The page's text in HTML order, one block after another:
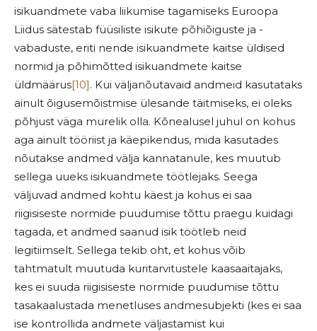
isikuandmete vaba liikumise tagamiseks Euroopa
Liidus sätestab füüsiliste isikute põhiõiguste ja -
vabaduste, eriti nende isikuandmete kaitse üldised
normid ja põhimõtted isikuandmete kaitse
üldmäärus[10]. Kui väljanõutavaid andmeid kasutataks
ainult õigusemõistmise ülesande täitmiseks, ei oleks
põhjust väga murelik olla. Kõnealusel juhul on kohus
aga ainult tööriist ja käepikendus, mida kasutades
nõutakse andmed välja kannatanule, kes muutub
sellega uueks isikuandmete töötlejaks. Seega
väljuvad andmed kohtu käest ja kohus ei saa
riigisiseste normide puudumise tõttu praegu kuidagi
tagada, et andmed saanud isik töötleb neid
legitiimselt. Sellega tekib oht, et kohus võib
tahtmatult muutuda kuritarvitustele kaasaaitajaks,
kes ei suuda riigisiseste normide puudumise tõttu
tasakaalustada menetluses andmesubjekti (kes ei saa
ise kontrollida andmete väljastamist kui